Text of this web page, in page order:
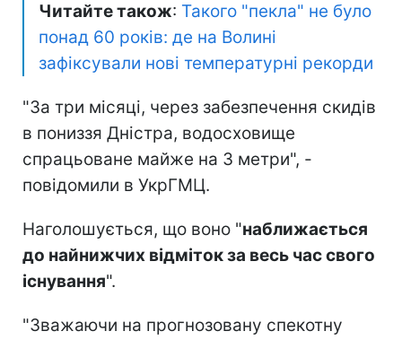
Читайте також: Такого "пекла" не було
понад 60 років: де на Волині
зафіксували нові температурні рекорди
"За три місяці, через забезпечення скидів
в пониззя Дністра, водосховище
спрацьоване майже на 3 метри", -
повідомили в УкрГМЦ.
Наголошується, що воно "наближається
до найнижчих відміток за весь час свого
існування".
"Зважаючи на прогнозовану спекотну